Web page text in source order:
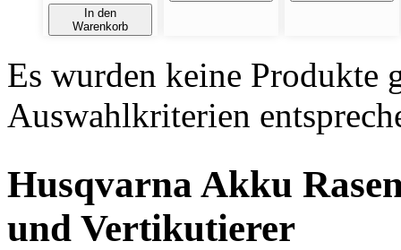
In den
Warenkorb
Es wurden keine Produkte
Auswahlkriterien
Husqvarna Akku
und Vertikutierer